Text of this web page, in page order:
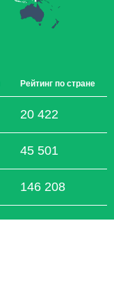
Рейтинг по стране
20 422
45 501
146 208